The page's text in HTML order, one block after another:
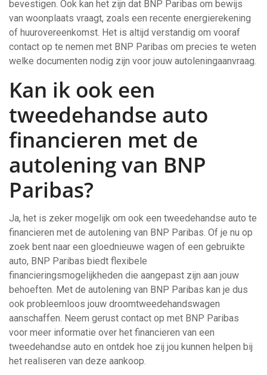
bevestigen. Ook kan het zijn dat BNP Paribas om bewijs
van woonplaats vraagt, zoals een recente energierekening
of huurovereenkomst. Het is altijd verstandig om vooraf
contact op te nemen met BNP Paribas om precies te weten
welke documenten nodig zijn voor jouw autoleningaanvraag.
Kan ik ook een
tweedehandse auto
financieren met de
autolening van BNP
Paribas?
Ja, het is zeker mogelijk om ook een tweedehandse auto te
financieren met de autolening van BNP Paribas. Of je nu op
zoek bent naar een gloednieuwe wagen of een gebruikte
auto, BNP Paribas biedt flexibele
financieringsmogelijkheden die aangepast zijn aan jouw
behoeften. Met de autolening van BNP Paribas kan je dus
ook probleemloos jouw droomtweedehandswagen
aanschaffen. Neem gerust contact op met BNP Paribas
voor meer informatie over het financieren van een
tweedehandse auto en ontdek hoe zij jou kunnen helpen bij
het realiseren van deze aankoop.